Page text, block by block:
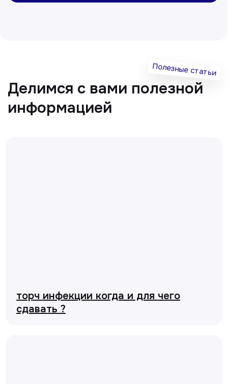
торч инфекции когда и для чего
сдавать ?